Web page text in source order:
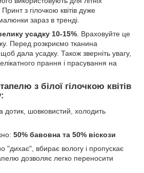
з гілочкою квітів дуже
зараз в тренді.
усадку 10-15%. Враховуйте це
Перед розкриємо тканина
дала усадку. Також зверніть увагу,
прання і прасування на
з білої гілочкою квітів
шовковистий, холодить
50% бавовна та 50% віскози
"дихає", вбирає вологу і пропускає
дозволяє легко переносити